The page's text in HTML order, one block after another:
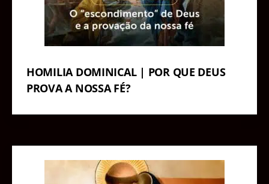
HOMILIA DOMINICAL | POR QUE DEUS
PROVA A NOSSA FÉ?